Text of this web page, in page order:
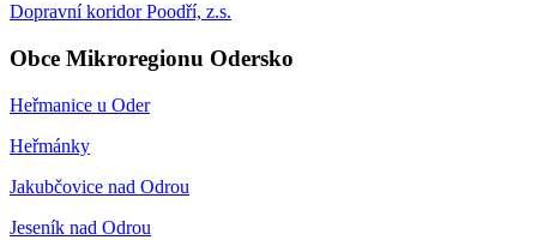
Dopravní koridor Poodří, z.s.
Obce Mikroregionu Odersko
Heřmanice u Oder
Heřmánky
Jakubčovice nad Odrou
Jeseník nad Odrou